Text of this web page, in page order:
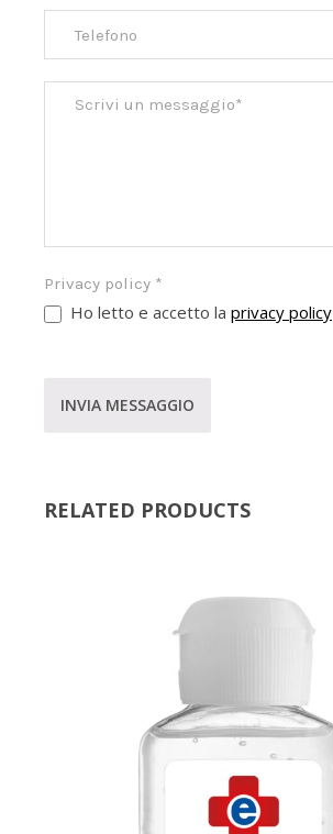
Privacy policy *
Ho letto e accetto la privacy policy
INVIA MESSAGGIO
RELATED PRODUCTS